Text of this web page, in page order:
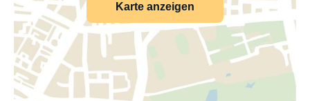
Karte anzeigen